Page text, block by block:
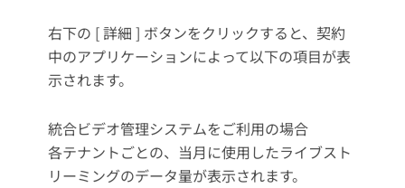
右下の [ 詳細 ] ボタンをクリックすると、契約
中のアプリケーションによって以下の項目が表
示されます。
統合ビデオ管理システムをご利用の場合
各テナントごとの、当月に使用したライブスト
リーミングのデータ量が表示されます。